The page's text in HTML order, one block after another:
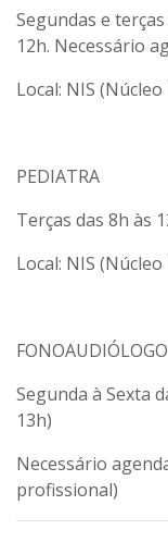
Segundas e
12h. Necessário
Local: NIS
PEDIATRA
Terças das 8h às
Local: NIS
Segunda à Sexta
13h)
Necessário
profissional)